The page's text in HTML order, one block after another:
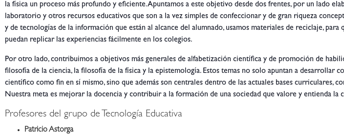
la física un proceso más profundo y eficiente. Apuntamos a este objetivo desde dos frentes, por un lado
laboratorio y otros recursos educativos que son a la vez simples de confeccionar y de gran riqueza
y de tecnologías de la información que están al alcance del alumnado, usamos materiales de reciclaje,
puedan replicar las experiencias fácilmente en los colegios.
Por otro lado, contribuimos a objetivos más generales de alfabetización científica y de promoción de
filosofía de la ciencia, la filosofía de la física y la epistemología. Estos temas no solo apuntan a desarrollar
científico como fin en sí mismo, sino que además son centrales dentro de las actuales bases curriculares,
Nuestra meta es mejorar la docencia y contribuir a la formación de una sociedad que valore y entienda la
Profesores del grupo de Tecnología Educativa
Patricio Astorga